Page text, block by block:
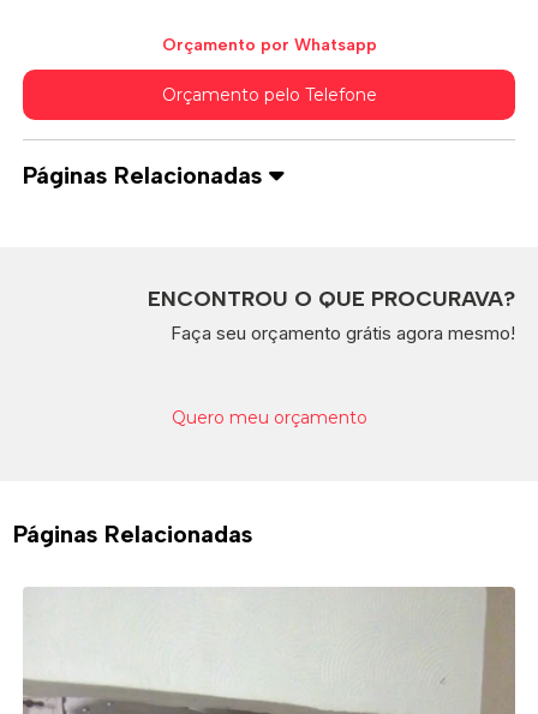
Orçamento por Whatsapp
Orçamento pelo Telefone
Páginas Relacionadas
ENCONTROU O QUE PROCURAVA?
Faça seu orçamento grátis agora mesmo!
Quero meu orçamento
Páginas Relacionadas